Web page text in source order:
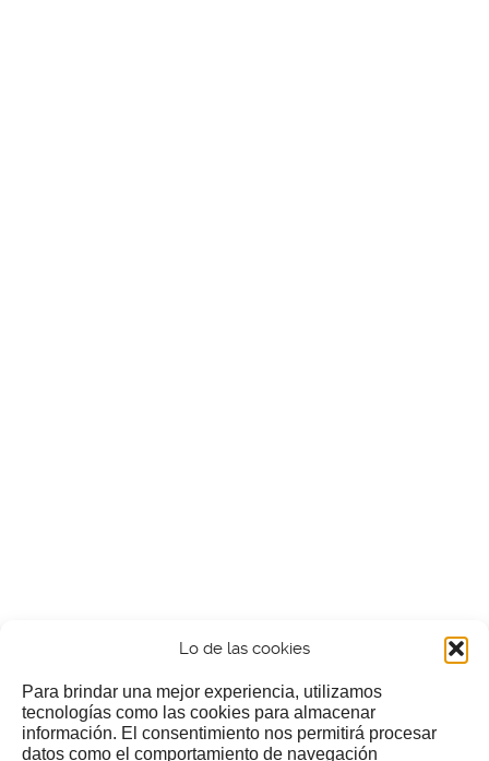
Lo de las cookies
Para brindar una mejor experiencia, utilizamos
tecnologías como las cookies para almacenar
información. El consentimiento nos permitirá procesar
datos como el comportamiento de navegación
¿Nos invitas a un cafecillo?